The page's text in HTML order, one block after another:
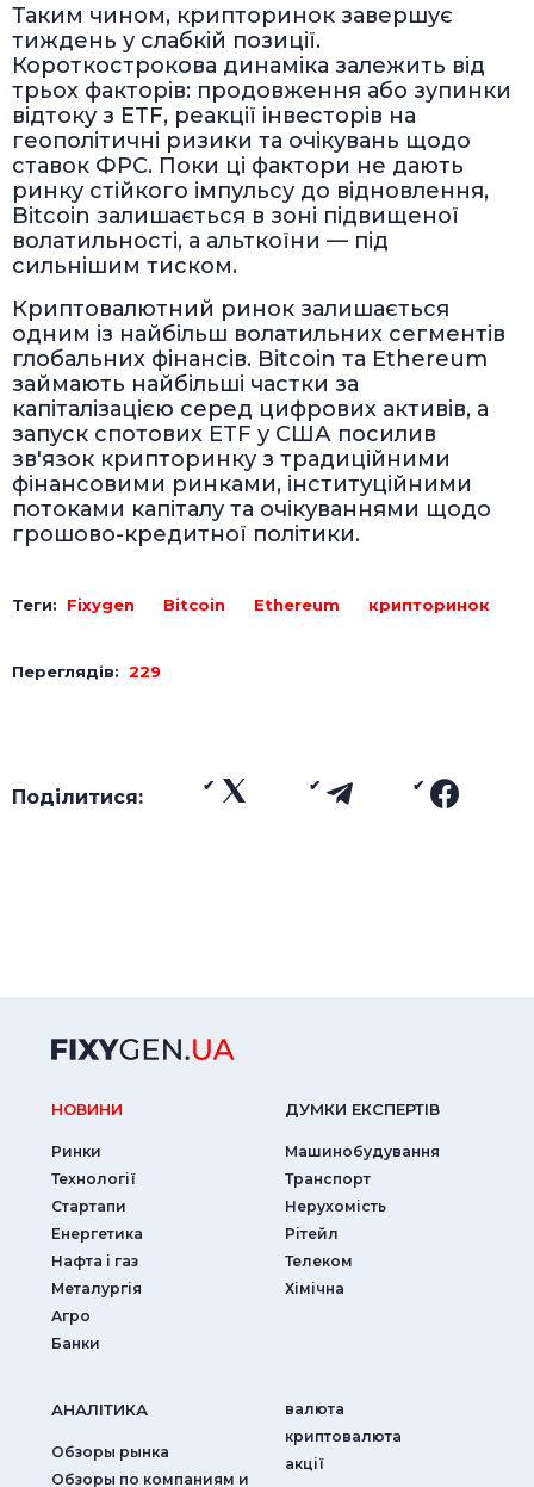
Таким чином, крипторинок завершує
тиждень у слабкій позиції.
Короткострокова динаміка залежить від
трьох факторів: продовження або зупинки
відтоку з ETF, реакції інвесторів на
геополітичні ризики та очікувань щодо
ставок ФРС. Поки ці фактори не дають
ринку стійкого імпульсу до відновлення,
Bitcoin залишається в зоні підвищеної
волатильності, а альткоїни — під
сильнішим тиском.
Криптовалютний ринок залишається
одним із найбільш волатильних сегментів
глобальних фінансів. Bitcoin та Ethereum
займають найбільші частки за
капіталізацією серед цифрових активів, а
запуск спотових ETF у США посилив
зв'язок крипторинку з традиційними
фінансовими ринками, інституційними
потоками капіталу та очікуваннями щодо
грошово-кредитної політики.
Теги: Fixygen Bitcoin Ethereum крипторинок
Переглядів: 229
Поділитися:
НОВИНИ
Ринки
Технології
Стартапи
Енергетика
Нафта і газ
Металургія
Агро
Банки
ДУМКИ ЕКСПЕРТIВ
Машинобудування
Транспорт
Нерухомість
Рітейл
Телеком
Хімічна
АНАЛIТИКА
Обзоры рынка
Обзоры по компаниям и
валюта
криптовалюта
акції